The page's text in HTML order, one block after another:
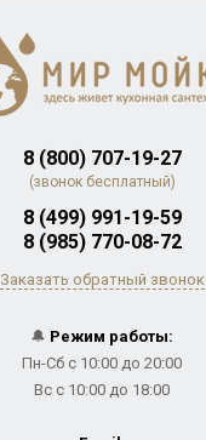
8 (800) 707-19-27
(звонок бесплатный)
8 (499) 991-19-59
8 (985) 770-08-72
Заказать обратный звонок
🔔 Режим работы:
Пн-Сб с 10:00 до 20:00
Вс с 10:00 до 18:00